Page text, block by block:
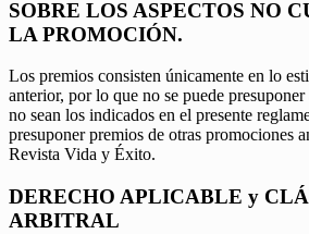
SOBRE LOS ASPECTOS NO
LA PROMOCIÓN.
Los premios consisten únicamente en lo
anterior, por lo que no se puede
no sean los indicados en el presente
presuponer premios de otras promociones
Revista Vida y Éxito.
DERECHO APLICABLE y
ARBITRAL